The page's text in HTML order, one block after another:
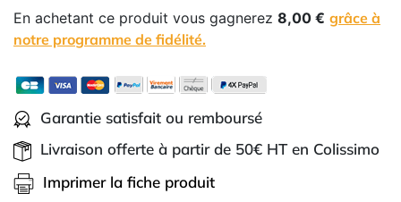
En achetant ce produit vous gagnerez 8,00 € grâce à
notre programme de fidélité.
Garantie satisfait ou remboursé
Livraison offerte à partir de 50€ HT en Colissimo
Imprimer la fiche produit